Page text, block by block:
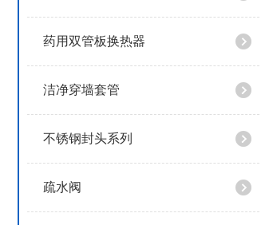
药用双管板换热器
洁净穿墙套管
不锈钢封头系列
疏水阀